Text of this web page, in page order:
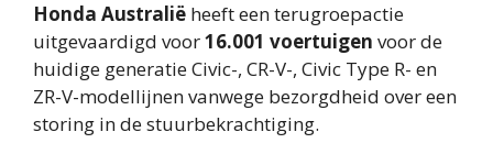
Honda Australië heeft een terugroepactie
uitgevaardigd voor16.001 voertuigen voor de
huidige generatie Civic-, CR-V-, Civic Type R- en
ZR-V-modellijnen vanwege bezorgdheid over een
storing in de stuurbekrachtiging.